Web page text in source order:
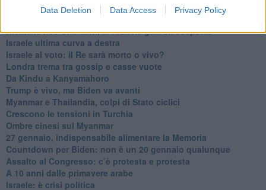
Data Deletion Data Access Privacy Policy
Biden nuovo alleato armeno contro la Turchia
Mar Mediterraneo cimitero silente
Richiami neo ottomani, la Francia guarda sospetta
Israele ultima curva a destra
Israele al voto: il Re sarà morto o vivo?
Londra trema tra gossip e casse vuote
Da Kindu a Kanyamahoro
Trump è vivo, ma Biden va avanti
Myanmar e Thailandia, colpi di Stato ciclici
Crescono le tensioni in Turchia
Ombre cinesi sul Myanmar
27 gennaio, indispensabile alimentare la Memoria
Countdown per Biden: non è un 20 gennaio qualunque
Assalto al Congresso: c’è protesta e protesta
A 10 anni dalle primavere arabe
Israele: è crisi politica